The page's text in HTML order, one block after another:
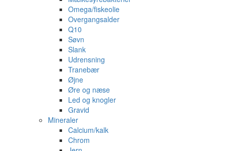
Omega/fiskeolie
Overgangsalder
Q10
Søvn
Slank
Udrensning
Tranebær
Øjne
Øre og næse
Led og knogler
Gravid
Mineraler
Calcium/kalk
Chrom